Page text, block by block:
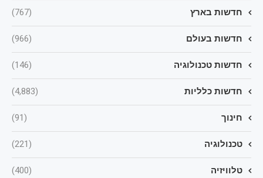
חדשות בארץ (767)
חדשות בעולם (966)
חדשות טכנולוגיה (146)
חדשות כלליות (4,883)
חינוך (91)
טכנולוגיה (221)
טלוויזיה (400)